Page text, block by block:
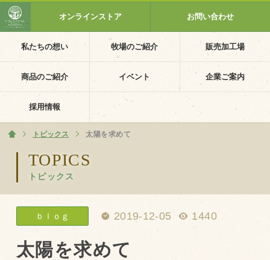
私たちの想い 牧場のご紹介 販売加工場
商品のご紹介 イベント 企業ご案内
採用情報
オンラインストア お問い合わせ
TOPICS
トピックス
ホーム
トピックス 太陽を求めて
ｂｌｏｇ 2019-12-05 1440
太陽を求めて
ホーム
私たちの想い
PV動画
イベントカレンダー
イベント一覧
採用情報
企業ご案内
会社概要・沿革
アクセス